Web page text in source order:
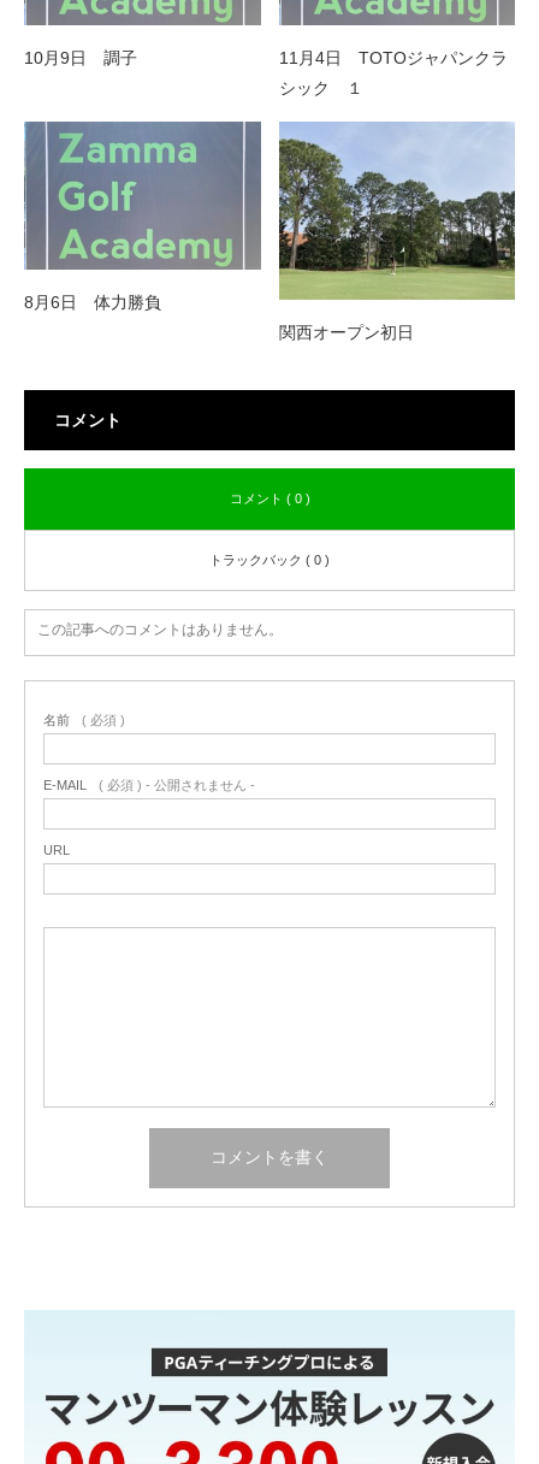
10月9日 調子
11月4日 TOTOジャパンクラ
シック １
8月6日 体力勝負
関西オープン初日
コメント
コメント ( 0 )
トラックバック ( 0 )
この記事へのコメントはありません。
名前 ( 必須 )
E-MAIL ( 必須 ) - 公開されません -
URL